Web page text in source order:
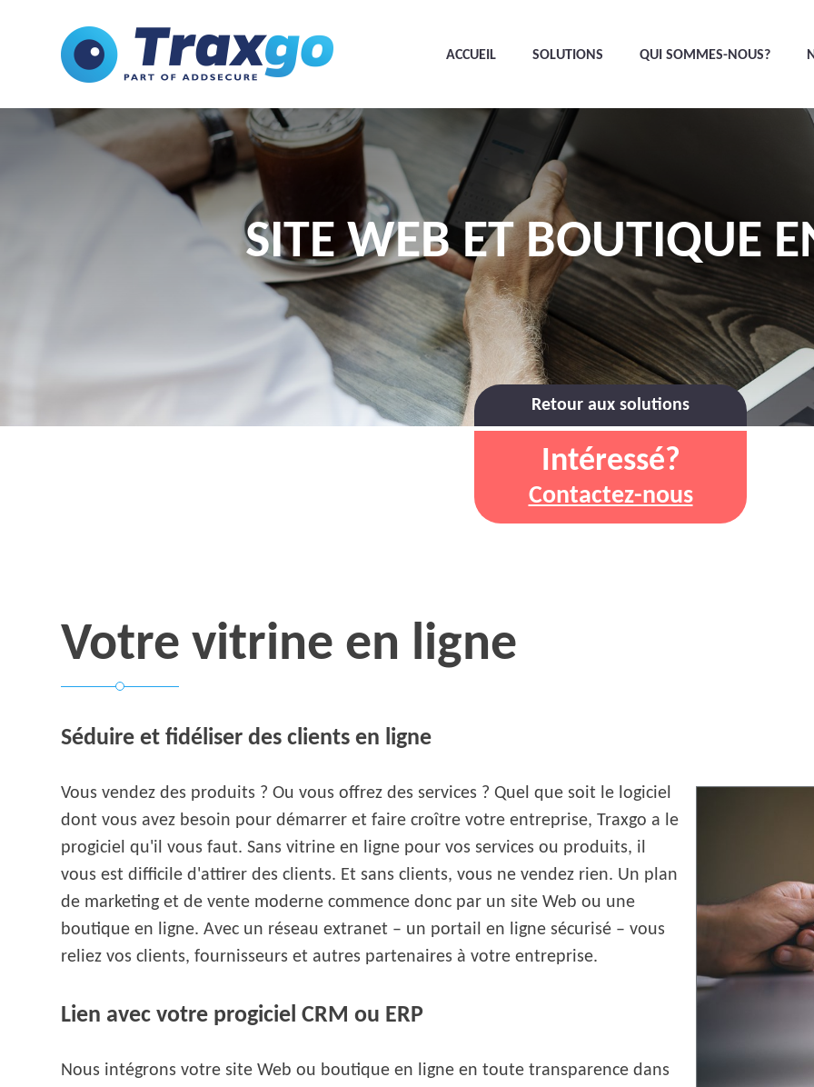
ACCUEIL SOLUTIONS QUI SOMMES-NOUS?
SITE WEB ET BOUTIQUE
Retour aux solutions
Intéressé?
Contactez-nous
Votre vitrine en ligne
Séduire et fidéliser des clients en ligne
Vous vendez des produits ? Ou vous offrez des services ? Quel que soit le logiciel
dont vous avez besoin pour démarrer et faire croître votre entreprise, Traxgo a le
progiciel qu'il vous faut. Sans vitrine en ligne pour vos services ou produits, il
vous est difficile d'attirer des clients. Et sans clients, vous ne vendez rien. Un plan
de marketing et de vente moderne commence donc par un site Web ou une
boutique en ligne. Avec un réseau extranet – un portail en ligne sécurisé – vous
reliez vos clients, fournisseurs et autres partenaires à votre entreprise.
Lien avec votre progiciel CRM ou ERP
Nous intégrons votre site Web ou boutique en ligne en toute transparence dans